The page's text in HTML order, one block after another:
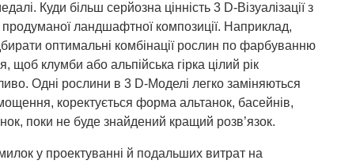
Куди більш серйозна цінність 3 D-Візуалізації з
ландшафтної композиції. Наприклад,
оптимальні комбінації рослин по фарбуванню
щоб клумби або альпійська гірка цілий рік
Одні рослини в 3 D-Моделі легко заміняються
коректується форма альтанок, басейнів,
поки не буде знайдений кращий розв’язок.
у проектуванні й подальших витрат на